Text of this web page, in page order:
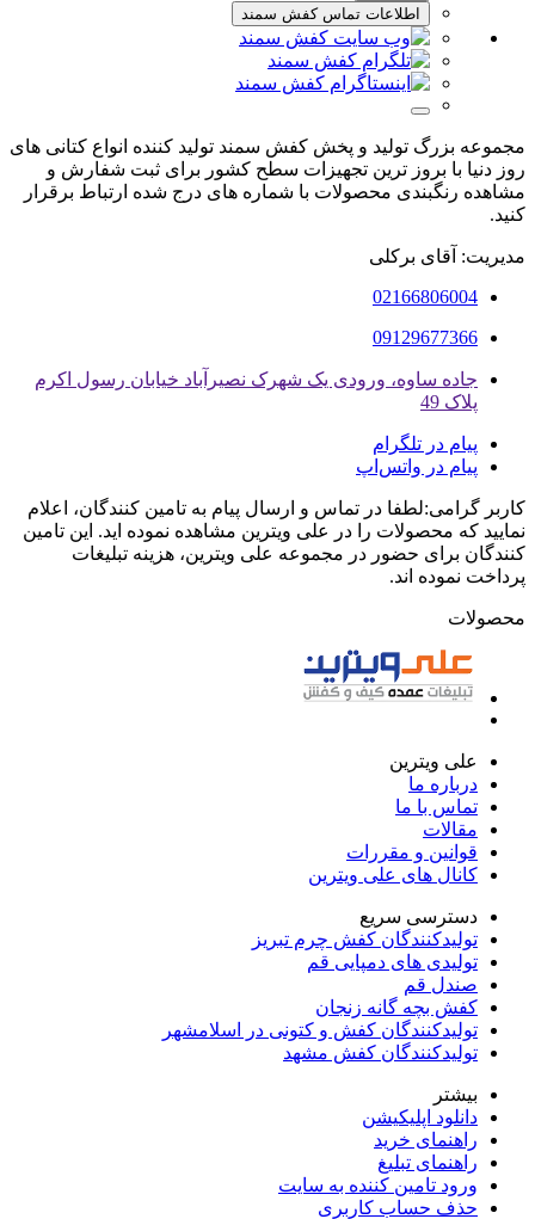
اطلاعات تماس کفش سمند
مجموعه بزرگ تولید و پخش کفش سمند تولید کننده انواع کتانی های
روز دنیا با بروز ترین تجهیزات سطح کشور برای ثبت شفارش و
مشاهده رنگبندی محصولات با شماره های درج شده ارتباط برقرار
کنید.
مدیریت: آقای برکلی
02166806004
09129677366
جاده ساوه، ورودی یک شهرک نصیرآباد خیابان رسول اکرم
پلاک 49
پیام در تلگرام
پیام در واتس‌اپ
کاربر گرامی:لطفا در تماس و ارسال پیام به تامین کنندگان، اعلام
نمایید که محصولات را در علی ویترین مشاهده نموده اید. این تامین
کنندگان برای حضور در مجموعه علی ویترین، هزینه تبلیغات
پرداخت نموده اند.
محصولات
علی ویترین
درباره ما
تماس با ما
مقالات
قوانین و مقررات
کانال های علی ویترین
دسترسی سریع
تولیدکنندگان کفش چرم تبریز
تولیدی های دمپایی قم
صندل قم
کفش بچه گانه زنجان
تولیدکنندگان کفش و کتونی در اسلامشهر
تولیدکنندگان کفش مشهد
بیشتر
دانلود اپلیکیشن
راهنمای خرید
راهنمای تبلیغ
ورود تامین کننده به سایت
حذف حساب کاربری